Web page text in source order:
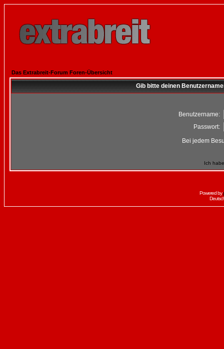
Das Extrabreit-Forum Foren-Übersicht
Gib bitte deinen
Benutzername:
Passwort:
Bei jedem
Ich
Powered by